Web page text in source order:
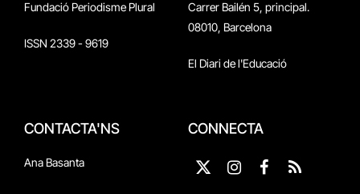
Fundació Periodisme Plural
ISSN 2339 - 9619
Carrer Bailén 5, principal.
08010, Barcelona
El Diari de l'Educació
CONTACTA'NS
Ana Basanta
CONNECTA
X
Instagram
Facebook
RSS